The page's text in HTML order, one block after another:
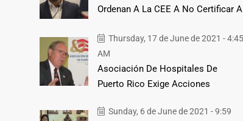
Ordenan A La CEE A No Certificar A
Thursday, 17 de June de 2021 - 4:45
AM
Asociación De Hospitales De
Puerto Rico Exige Acciones
Sunday, 6 de June de 2021 - 9:59